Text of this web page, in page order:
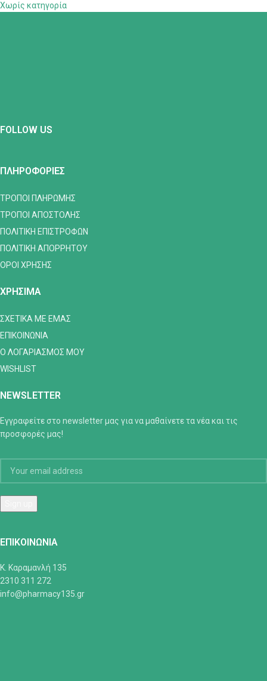
Χωρίς κατηγορία
FOLLOW US
ΠΛΗΡΟΦΟΡΙΕΣ
ΤΡΟΠΟΙ ΠΛΗΡΩΜΗΣ
ΤΡΟΠΟΙ ΑΠΟΣΤΟΛΗΣ
ΠΟΛΙΤΙΚΗ ΕΠΙΣΤΡΟΦΩΝ
ΠΟΛΙΤΙΚΗ ΑΠΟΡΡΗΤΟΥ
ΟΡΟΙ ΧΡΗΣΗΣ
ΧΡΗΣΙΜΑ
ΣΧΕΤΙΚΑ ΜΕ ΕΜΑΣ
ΕΠΙΚΟΙΝΩΝΙΑ
Ο ΛΟΓΑΡΙΑΣΜΟΣ ΜΟΥ
WISHLIST
NEWSLETTER
Εγγραφείτε στο newsletter μας για να μαθαίνετε τα νέα και τις
προσφορές μας!
ΕΠΙΚΟΙΝΩΝΊΑ
Κ. Καραμανλή 135
2310 311 272
info@pharmacy135.gr